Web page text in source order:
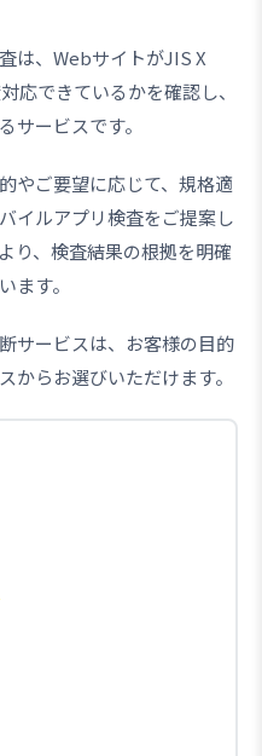
は、WebサイトがJIS X
応できているかを確認し、
サービスです。
やご要望に応じて、規格適
イルアプリ検査をご提案し
り、検査結果の根拠を明確
ます。
サービスは、お客様の目的
からお選びいただけます。